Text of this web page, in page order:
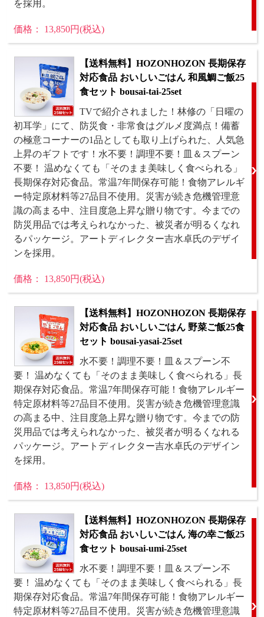
を採用。
価格： 13,850円(税込)
【送料無料】HOZONHOZON 長期保存
対応食品 おいしいごはん 和風鯛ご飯25
食セット bousai-tai-25set
TVで紹介されました！林修の「日曜の
初耳学」にて、防災食・非常食はグルメ度満点！備蓄
の極意コーナーの1品としても取り上げられた、人気急
上昇のギフトです！水不要！調理不要！皿＆スプーン
不要！ 温めなくても「そのまま美味しく食べられる」
長期保存対応食品。常温7年間保存可能！食物アレルギ
ー特定原材料等27品目不使用。災害が続き危機管理意
識の高まる中、注目度急上昇な贈り物です。今までの
防災用品では考えられなかった、被災者が明るくなれ
るパッケージ。アートディレクター吉水卓氏のデザイ
ンを採用。
価格： 13,850円(税込)
【送料無料】HOZONHOZON 長期保存
対応食品 おいしいごはん 野菜ご飯25食
セット bousai-yasai-25set
水不要！調理不要！皿＆スプーン不
要！ 温めなくても「そのまま美味しく食べられる」長
期保存対応食品。常温7年間保存可能！食物アレルギー
特定原材料等27品目不使用。災害が続き危機管理意識
の高まる中、注目度急上昇な贈り物です。今までの防
災用品では考えられなかった、被災者が明るくなれる
パッケージ。アートディレクター吉水卓氏のデザイン
を採用。
価格： 13,850円(税込)
【送料無料】HOZONHOZON 長期保存
対応食品 おいしいごはん 海の幸ご飯25
食セット bousai-umi-25set
水不要！調理不要！皿＆スプーン不
要！ 温めなくても「そのまま美味しく食べられる」長
期保存対応食品。常温7年間保存可能！食物アレルギー
特定原材料等27品目不使用。災害が続き危機管理意識